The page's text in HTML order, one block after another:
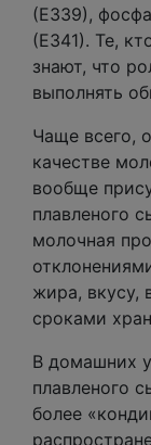
(Е339),
(Е341). Те,
знают, что
выполнять
Чаще всего,
качестве
вообще
плавленого
молочная
жира, вкусу,
сроками
В домашних
плавленого
более